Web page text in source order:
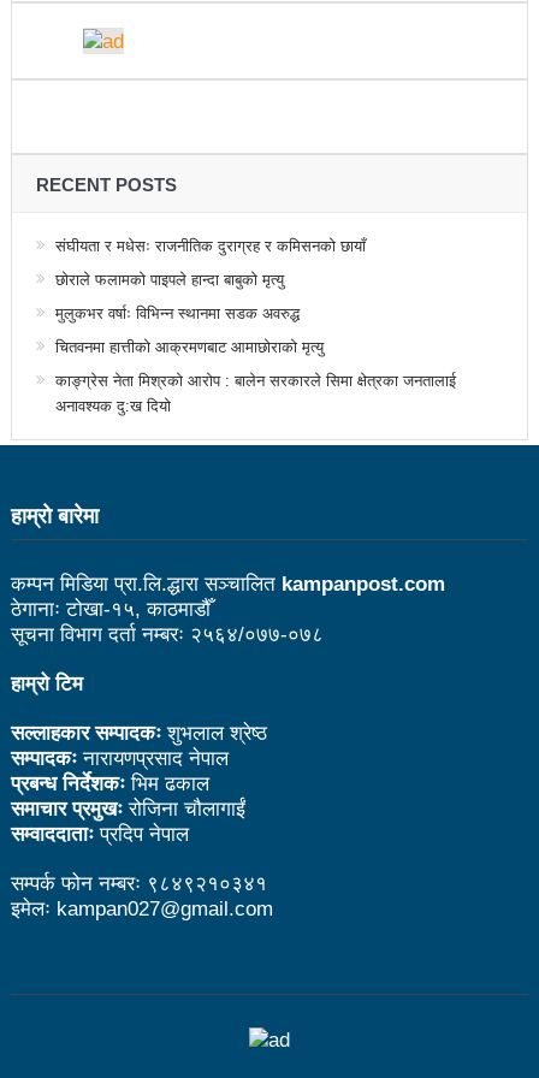
बेलकोटगढीको चौथो नगरअधिवेसनः नीति तथा कार्यक्रम
अछाम छाउपडी घटनाबारे राष्ट्रिय सभामा जवाफ दिन
गृहमन्त्रीलाई अध्यक्षको निर्देशन
ट्राफिक प्रहरीबाट कुटिए सर्वसाधारण
सहकारीसम्बन्धी उजुरी र गुनासो सङ्कलन गरी विश्लेषण
जटिलतालाई हटाउने: मन्त्री बस्नेत
भइसक्छः मन्त्री तामाङ
छन्ः प्रधानमन्त्री प्रचण्ड
लुम्बिनी प्रदेशले घरबाटै व्यवसायिक फर्म दर्ता गर्ने व्यवस्था
मिलाउने:मन्त्री बस्नेत
१९ वर्षमुनिको सुदूरपश्चिम छनोट राष्ट्रिय क्रिकेटको उपाधि
बैतडीलाई
अपाङ्गता भएका व्यक्तिहरूको यौनिकता र प्रजनन स्वास्थ्यबारे
RECENT POSTS
संघीयता र मधेसः राजनीतिक दुराग्रह र कमिसनको छायाँ
छोराले फलामको पाइपले हान्दा बाबुको मृत्यु
मुलुकभर वर्षाः विभिन्न स्थानमा सडक अवरुद्ध
चितवनमा हात्तीको आक्रमणबाट आमाछोराको मृत्यु
काङ्ग्रेस नेता मिश्रको आरोप : बालेन सरकारले सिमा क्षेत्रका जनतालाई
अनावश्यक दु:ख दियो
हाम्राे बारेमा
कम्पन मिडिया प्रा.लि.द्धारा सञ्चालित kampanpost.com
ठेगानाः टोखा-१५, काठमाडौँ
सूचना विभाग दर्ता नम्बरः २५६४/०७७-०७८
हाम्रो टिम
सल्लाहकार सम्पादकःशुभलाल श्रेष्ठ
सम्पादकःनारायणप्रसाद नेपाल
प्रबन्ध निर्देशकःभिम ढकाल
समाचार प्रमुखःरोजिना चौलागाईं
सम्वाददाताःप्रदिप नेपाल
सम्पर्क फोन नम्बरः ९८४९२१०३४१
इमेलः kampan027@gmail.com